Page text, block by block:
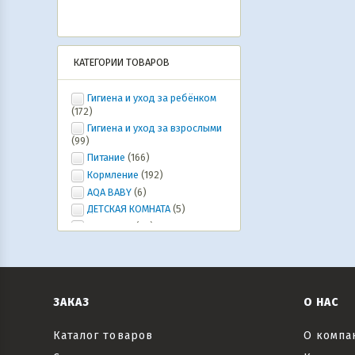
КАТЕГОРИИ ТОВАРОВ
Гигиена и уход за ребёнком
(172)
Гигиена и уход за взрослыми
(99)
Питание (166)
Кормление (192)
AQA BABY (6)
ДЕТСКАЯ КОМНАТА (5)
(20)
кенгуру
Текстиль (6)
ЗАКАЗ
Каталог товаров
О НАС
О